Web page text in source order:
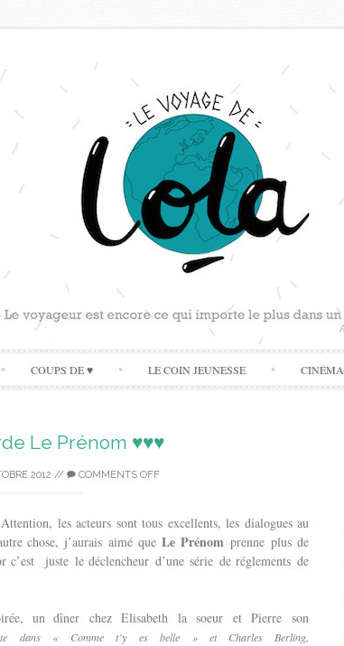
Skip
to
COUPS DE ♥ LE COIN JEUNESSE CINÉMA
Le Prénom ♥♥♥
2012 // COMMENTS OFF
les acteurs sont tous excellents, les dialogues au
chose, j’aurais aimé queLe Prénom prenne plus de
juste le déclencheur d’une série de réglements de
un dîner chez Elisabeth la soeur et Pierre son
dans « Comme t’y es belle » et Charles Berling,